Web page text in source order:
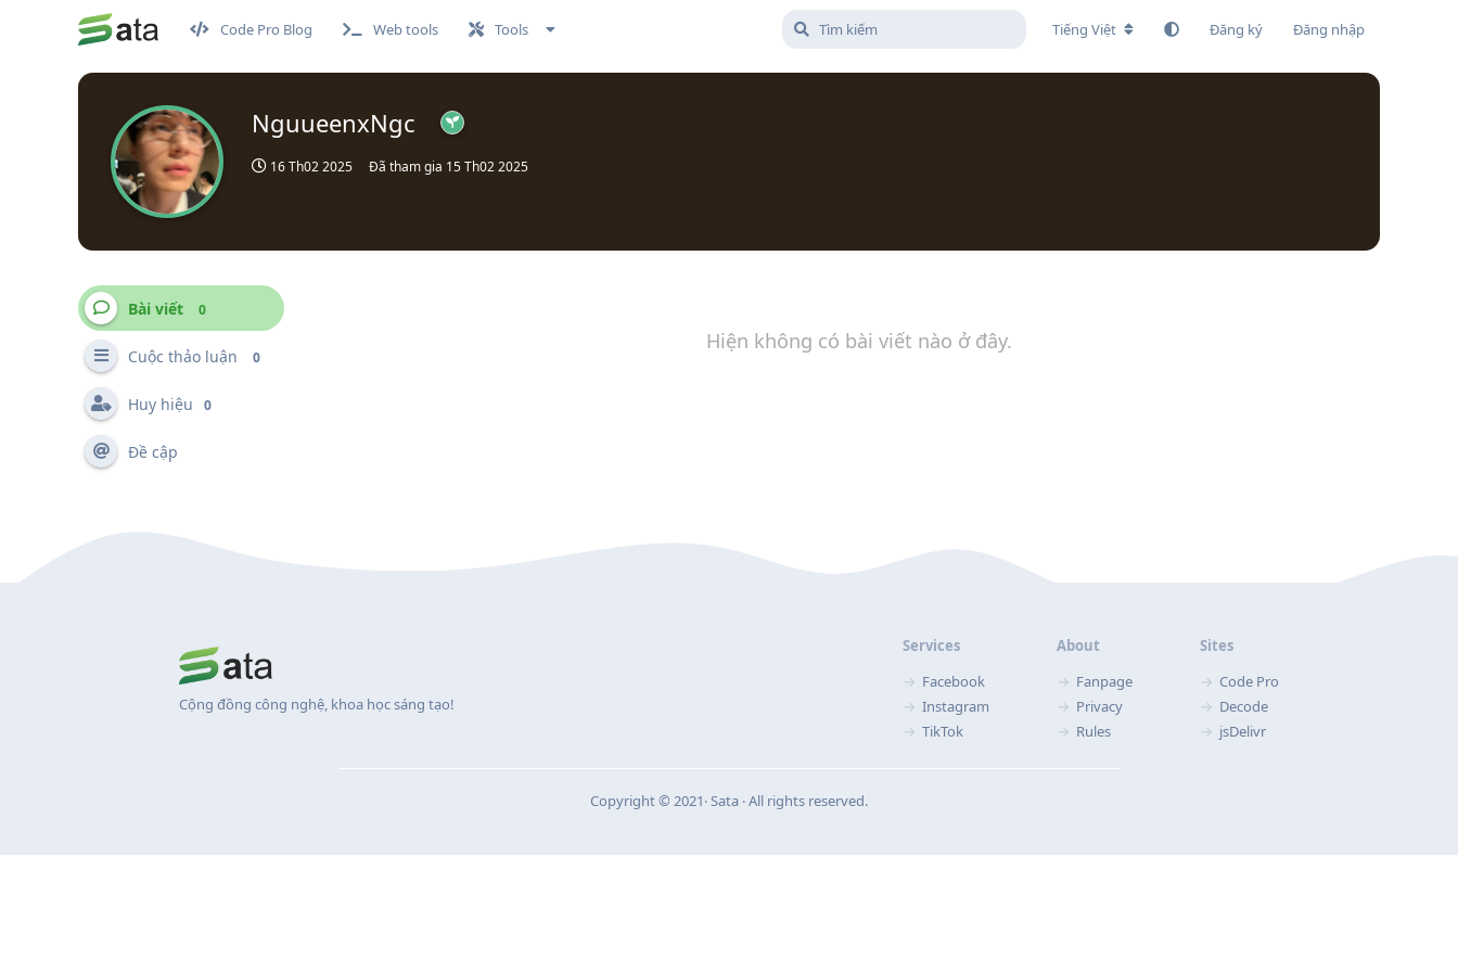
Code Pro Blog Web tools Tools Tiếng Việt Đăng ký Đăng nhập
NguueenxNgc
16 Th02 2025 Đã tham gia 15 Th02 2025
Bài viết 0
Cuộc thảo luận 0
Huy hiệu 0
Đề cập
Hiện không có bài viết nào ở đây.
Cộng đồng công nghệ, khoa học sáng tạo!
Services
Facebook
Instagram
TikTok
About
Fanpage
Privacy
Rules
Sites
Code Pro
Decode
jsDelivr
Copyright © 2021‧ Sata ‧ All rights reserved.